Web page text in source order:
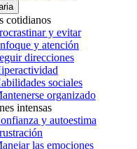
cotidianos
y evitar
y atención
direcciones
sociales
organizado
intensas
y autoestima
las emociones